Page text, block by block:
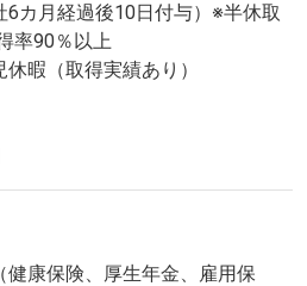
6カ月経過後10日付与）※半休取
率90％以上
暇（取得実績あり）
健康保険、厚生年金、雇用保